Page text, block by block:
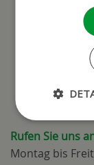
Rufen Sie uns
Montag bis